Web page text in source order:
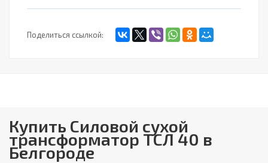
Поделиться ссылкой:
Купить Cиловой сухой
трансформатор ТСЛ 40 в
Белгороде